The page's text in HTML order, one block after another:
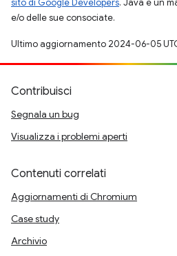
sito di Google Developers. Java è un
e/o delle sue consociate.
Ultimo aggiornamento 2024-06-05
Contribuisci
Segnala un bug
Visualizza i problemi aperti
Contenuti correlati
Aggiornamenti di Chromium
Case study
Archivio